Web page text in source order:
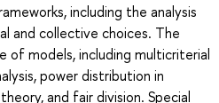
including the analysis
and collective choices. The
of models, including multicriterial
power distribution in
and fair division. Special